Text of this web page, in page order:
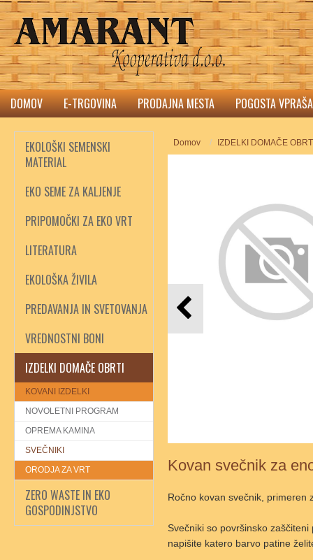
DOMOV E-TRGOVINA PRODAJNA MESTA POGOSTA
EKOLOŠKI SEMENSKI
MATERIAL
EKO SEME ZA KALJENJE
PRIPOMOČKI ZA EKO VRT
LITERATURA
EKOLOŠKA ŽIVILA
PREDAVANJA IN SVETOVANJA
VREDNOSTNI BONI
IZDELKI DOMAČE OBRTI
KOVANI IZDELKI
NOVOLETNI PROGRAM
OPREMA KAMINA
SVEČNIKI
ORODJA ZA VRT
ZERO WASTE IN EKO
GOSPODINJSTVO
Domov IZDELKI DOMAČE
Kovan svečnik za
Ročno kovan svečnik,
Svečniki so površinsko
napišite katero barvo patine